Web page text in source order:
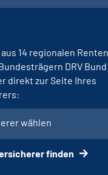
aus 14 regionalen
DRV Bund
direkt zur Seite Ihres
wählen
finden